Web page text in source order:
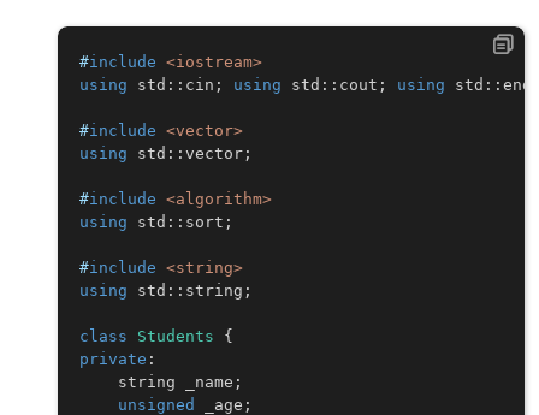
#include <iostream>
using std :: cin ; using std :: cout ; using std ::
#include <vector>
using std :: vector ;
#include <algorithm>
using std :: sort ;
#include <string>
using std :: string ;
class Students
{
private :
    string _name
;
unsigned
_age ;